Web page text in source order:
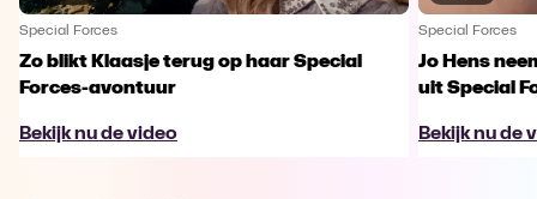
Special Forces
Zo blikt Klaasje terug op haar Special
Forces-avontuur
Bekijk nu de video
Special Forces
Jo Hens
uit Special
Bekijk nu de